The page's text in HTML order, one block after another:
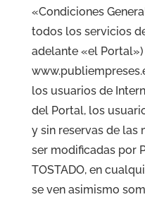
«Condiciones
todos los servicios
adelante «el
www.
los usuarios de
del Portal, los
y sin reservas de las
ser modificadas por
TOSTADO, en
se ven asimismo